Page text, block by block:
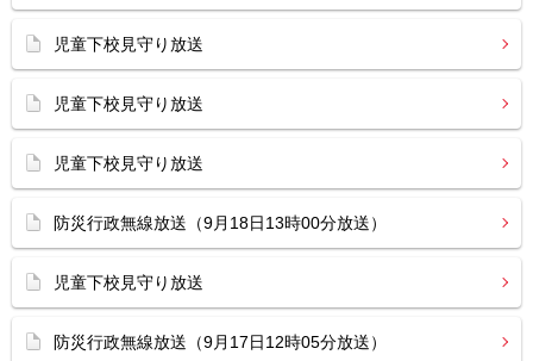
児童下校見守り放送
児童下校見守り放送
児童下校見守り放送
防災行政無線放送（9月18日13時00分放送）
児童下校見守り放送
防災行政無線放送（9月17日12時05分放送）